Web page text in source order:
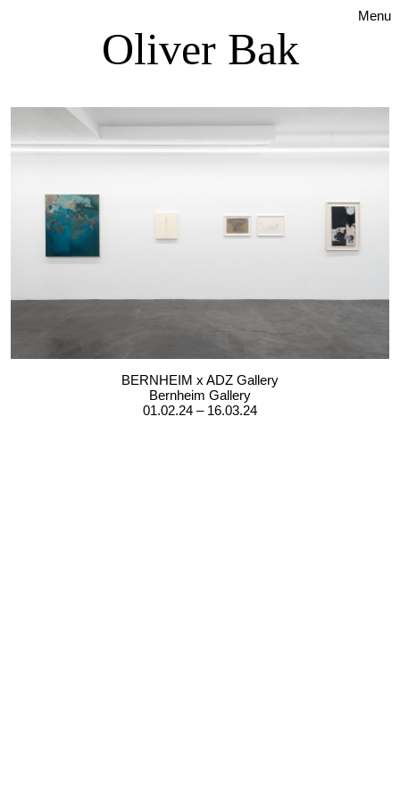
Menu
Oliver Bak
BERNHEIM x ADZ Gallery
Bernheim Gallery
01.02.24 – 16.03.24